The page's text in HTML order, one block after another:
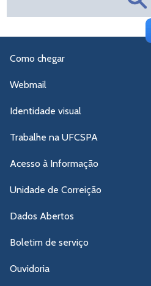
Como chegar
Webmail
Identidade visual
Trabalhe na UFCSPA
Acesso à Informação
Unidade de Correição
Dados Abertos
Boletim de serviço
Ouvidoria